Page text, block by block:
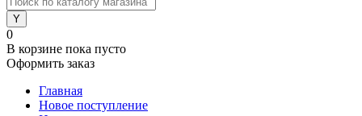
0
В корзине пока пусто
Оформить заказ
Главная
Новое поступление